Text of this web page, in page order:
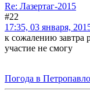
Re: Лазертаг-2015
#22
17:35, 03 января,
к сожалению завтра
участие не смогу
Погода в